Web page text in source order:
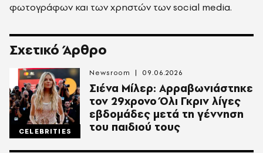
φωτογράφων και των χρηστών των social media.
Σχετικό Άρθρο
CELEBRITIES
Σιένα Μίλερ: Αρραβωνιάστηκε
τον 29χρονο Όλι Γκριν λίγες
εβδομάδες μετά τη γέννηση
του παιδιού τους
Newsroom 09.06.2026